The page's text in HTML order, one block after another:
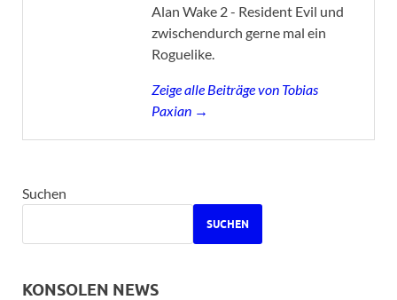
Alan Wake 2 - Resident Evil und
zwischendurch gerne mal ein
Roguelike.
Zeige alle Beiträge von Tobias
Paxian →
Suchen
SUCHEN
KONSOLEN NEWS